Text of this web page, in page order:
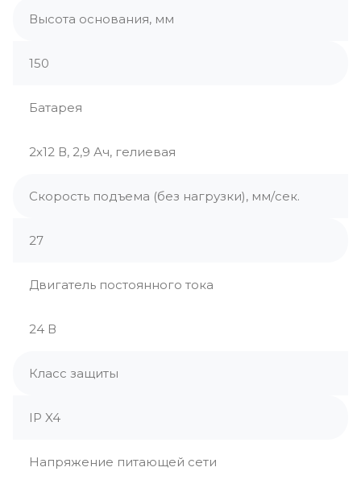
Высота основания, мм
150
Батарея
2х12 В, 2,9 Ач, гелиевая
Скорость подъема (без нагрузки), мм/сек.
27
Двигатель постоянного тока
24 В
Класс защиты
IP X4
Напряжение питающей сети